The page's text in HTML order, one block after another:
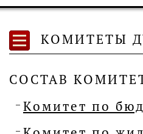
КОМИТЕТЫ
СОСТАВ
Комитет по